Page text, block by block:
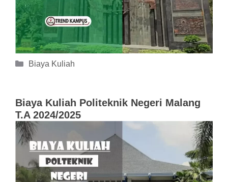
Kategori
Biaya Kuliah
Biaya Kuliah Politeknik Negeri Malang
T.A 2024/2025